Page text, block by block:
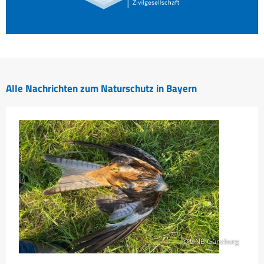
Alle Nachrichten zum Naturschutz in Bayern
© UNB Günzburg